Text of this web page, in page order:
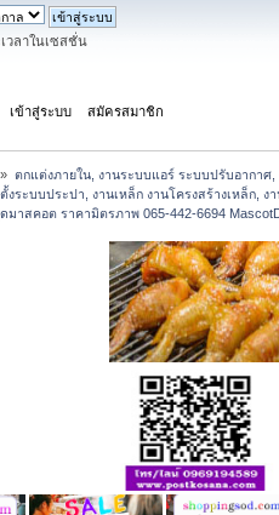
วลาในเซสชั่น
เข้าสู่ระบบ สมัครสมาชิก
» ตกแต่งภายใน, งานระบบแอร์ ระบบปรับอากา
ระบบประปา, งานเหล็ก งานโครงสร้างเหล็ก,
าสคอต ราคามิตรภาพ 065-442-6694